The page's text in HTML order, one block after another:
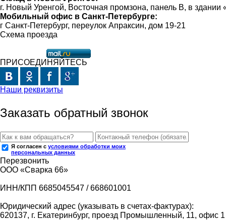
г. Новый Уренгой, Восточная промзона, панель В, в
Мобильный офис в Санкт-Петербурге:
г Санкт-Петербург, переулок Апраксин, дом 19-21
Схема проезда
ПРИСОЕДИНЯЙТЕСЬ
Наши реквизиты
Заказать обратный звонок
Я согласен с условиями обработки моих
персональных данных
Перезвонить
ООО «Сварка 66»
ИНН/КПП 6685045547 / 668601001
Юридический адрес (указывать в счетах-фактурах):
620137, г. Екатеринбург, проезд Промышленный, 11, офис 1